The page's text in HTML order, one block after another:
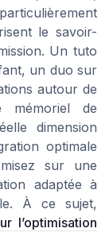
le savoir-
Un tuto
un duo sur
autour de
mémoriel de
dimension
optimale
sur une
adaptée à
À ce sujet,
l’optimisation